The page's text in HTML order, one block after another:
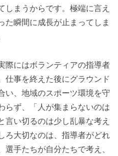
しまうからです。極端に言え
た瞬間に成長が止まってしま
際にはボランティアの指導者
仕事を終えた後にグラウンド
い、地域のスポーツ環境を守
らず、「人が集まらないのは
言い切るのは少し乱暴な考え
ろ大切なのは、指導者がどれ
手たちが自分たちで考え、